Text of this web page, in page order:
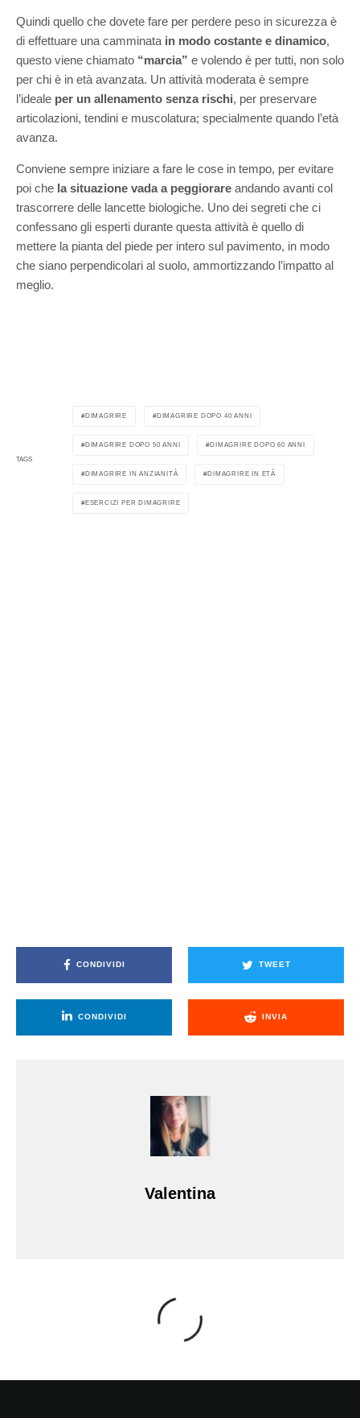
Quindi quello che dovete fare per perdere peso in sicurezza è
di effettuare una camminata in modo costante e dinamico,
questo viene chiamato “marcia” e volendo è per tutti, non solo
per chi è in età avanzata. Un attività moderata è sempre
l’ideale per un allenamento senza rischi, per preservare
articolazioni, tendini e muscolatura; specialmente quando l’età
avanza.
Conviene sempre iniziare a fare le cose in tempo, per evitare
poi che la situazione vada a peggiorare andando avanti col
trascorrere delle lancette biologiche. Uno dei segreti che ci
confessano gli esperti durante questa attività è quello di
mettere la pianta del piede per intero sul pavimento, in modo
che siano perpendicolari al suolo, ammortizzando l’impatto al
meglio.
TAGS
DIMAGRIRE DIMAGRIRE DOPO 40 ANNI
DIMAGRIRE DOPO 50 ANNI DIMAGRIRE DOPO 60 ANNI
DIMAGRIRE IN ANZIANITÀ DIMAGRIRE IN ETÀ
ESERCIZI PER DIMAGRIRE
CONDIVIDI TWEET
CONDIVIDI INVIA
Valentina